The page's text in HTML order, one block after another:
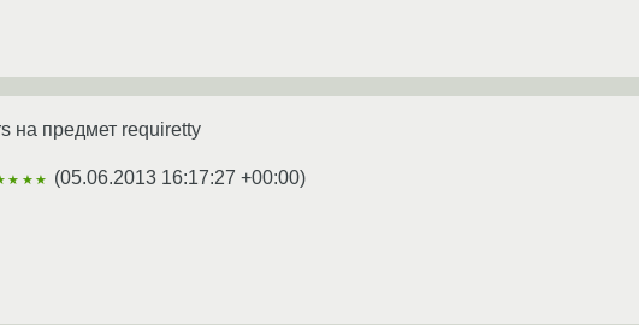
на предмет requiretty
(05.06.2013 16:17:27 +00:00)